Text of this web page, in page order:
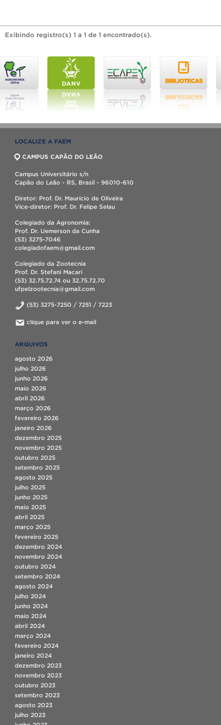
Exibindo registro(s) 1 a 1 de 1 encontrado(s).
LOCALIZE A FAEM
CAMPUS CAPÃO DO LEÃO
Campus Universitário s/n
Capão do Leão - RS, Brasil - 96010-610
Diretor: Prof. Dr. Maurício de Oliveira
Vice-diretor: Prof. Dr. Felipe Selau
Colegiado da Agronomia:
Prof. Dr. Uemerson da Cunha
(53) 3275-7046
colegiadofaem@gmail.com
Colegiado da Zootecnia
Prof. Dr. Stefani Macari
(53) 32.75.72.74 ou 32.75.72.70
ufpelzootecnia@gmail.com
(53) 3275-7250 / 7251 / 7223
clique para ver o e-mail
ARQUIVOS
agosto 2026
julho 2026
junho 2026
maio 2026
abril 2026
março 2026
fevereiro 2026
janeiro 2026
dezembro 2025
novembro 2025
outubro 2025
setembro 2025
agosto 2025
julho 2025
junho 2025
maio 2025
abril 2025
março 2025
fevereiro 2025
dezembro 2024
novembro 2024
outubro 2024
setembro 2024
agosto 2024
julho 2024
junho 2024
maio 2024
abril 2024
março 2024
fevereiro 2024
janeiro 2024
dezembro 2023
novembro 2023
outubro 2023
setembro 2023
agosto 2023
julho 2023